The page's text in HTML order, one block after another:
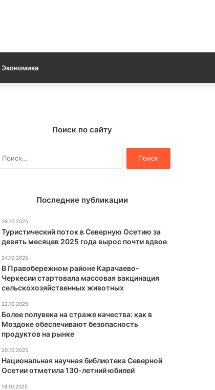
Экономика
Поиск по сайту
Последние публикации
28.10.2025
Туристический поток в Северную Осетию за
девять месяцев 2025 года вырос почти вдвое
24.10.2025
В Правобережном районе Карачаево-
Черкесии стартовала массовая вакцинация
сельскохозяйственных животных
22.10.2025
Более полувека на страже качества: как в
Моздоке обеспечивают безопасность
продуктов на рынке
20.10.2025
Национальная научная библиотека Северной
Осетии отметила 130-летний юбилей
18.10.2025